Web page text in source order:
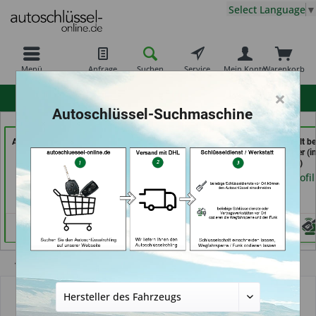
Menü Anfrage Suchen Service Warenkorb
Mein Konto
Select Language ▼
AutoSchlüssel BerliN (in
Berlin)
Händlerprofil
Autoschlüssel Hamburg
(in Hamburg)
Händlerprofil
Schlüssel-Welt
Meister Grüner (in
München)
Händlerprofil
Autoschlüsselgehäuse und Zubehör
×
Autoschlüssel-Suchmaschine